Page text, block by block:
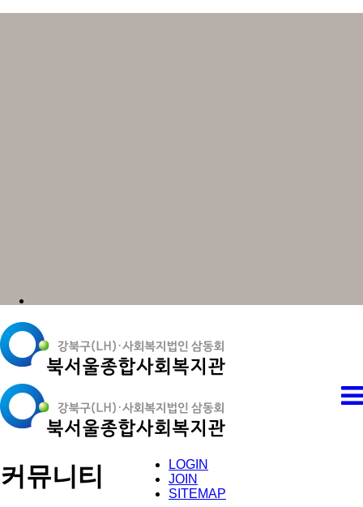
LOGIN
JOIN
SITEMAP
커뮤니티